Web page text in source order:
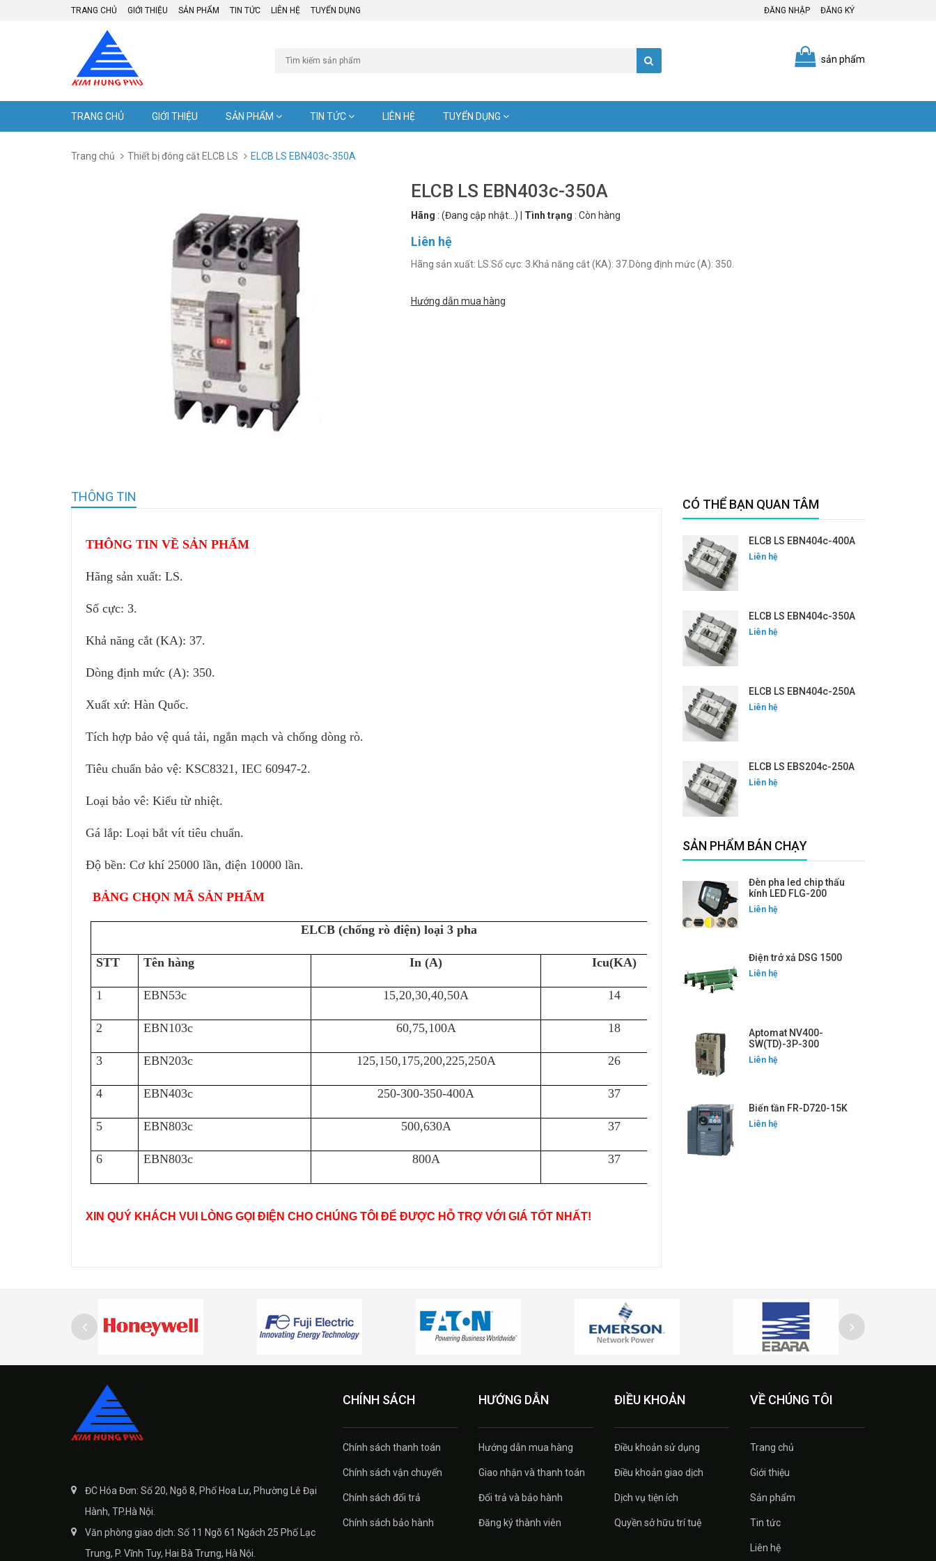
TRANG CHỦ GIỚI THIỆU SẢN PHẨM TIN TỨC LIÊN HỆ TUYỂN DỤNG ĐĂNG NHẬP ĐĂNG KÝ
sản phẩm
TRANG CHỦ GIỚI THIỆU SẢN PHẨM TIN TỨC LIÊN HỆ TUYỂN DỤNG
Trang chủ Thiết bị đóng cắt ELCB LS ELCB LS EBN403c-350A
ELCB LS EBN403c-350A
Hãng : (Đang cập nhật...) Tình trạng : Còn hàng
Liên hệ
Hãng sản xuất: LS.Số cực: 3.Khả năng cắt (KA): 37.Dòng định mức (A): 350.
Hướng dẫn mua hàng
THÔNG TIN
THÔNG TIN VỀ SẢN PHẨM
Hãng sản xuất: LS.
Số cực: 3.
Khả năng cắt (KA): 37.
Dòng định mức (A): 350.
Xuất xứ: Hàn Quốc.
Tích hợp bảo vệ quá tải, ngắn mạch và chống dòng rò.
Tiêu chuẩn bảo vệ: KSC8321, IEC 60947-2.
Loại bảo vê: Kiểu từ nhiệt.
Gá lắp: Loại bắt vít tiêu chuẩn.
Độ bền: Cơ khí 25000 lần, điện 10000 lần.
BẢNG CHỌN MÃ SẢN PHẨM
ELCB (chống rò điện) loại 3 pha
STT Tên hàng In (A) Icu(KA)
1 EBN53c 15,20,30,40,50A 14
2 EBN103c 60,75,100A 18
3 EBN203c 125,150,175,200,225,250A 26
4 EBN403c 250-300-350-400A 37
5 EBN803c 500,630A 37
6 EBN803c 800A 37
XIN QUÝ KHÁCH VUI LÒNG GỌI ĐIỆN CHO CHÚNG TÔI ĐỂ ĐƯỢC HỖ TRỢ VỚI GIÁ TỐT NHẤT!
CÓ THỂ BẠN QUAN TÂM
ELCB LS EBN404c-400A
Liên hệ
ELCB LS EBN404c-350A
Liên hệ
ELCB LS EBN404c-250A
Liên hệ
ELCB LS EBS204c-250A
Liên hệ
SẢN PHẨM BÁN CHẠY
Đèn pha led chip thấu
kính LED FLG-200
Liên hệ
Điện trở xả DSG 1500
Liên hệ
Aptomat NV400-
SW(TD)-3P-300
Liên hệ
Biến tần FR-D720-15K
Liên hệ
ĐC Hóa Đơn: Số 20, Ngõ 8, Phố Hoa Lư, Phường Lê Đại
Hành, TP.Hà Nội.
Văn phòng giao dịch: Số 11 Ngõ 61 Ngách 25 Phố Lạc
Trung, P. Vĩnh Tuy, Hai Bà Trưng, Hà Nội.
CHÍNH SÁCH
Chính sách thanh toán
Chính sách vận chuyển
Chính sách đổi trả
Chính sách bảo hành
HƯỚNG DẪN
Hướng dẫn mua hàng
Giao nhận và thanh toán
Đổi trả và bảo hành
Đăng ký thành viên
ĐIỀU KHOẢN
Điều khoản sử dụng
Điều khoản giao dịch
Dịch vụ tiện ích
Quyền sở hữu trí tuệ
VỀ CHÚNG TÔI
Trang chủ
Giới thiệu
Sản phẩm
Tin tức
Liên hệ